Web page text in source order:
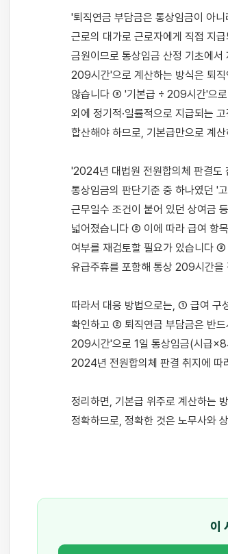
'퇴직연금 부담금은 통상임금이 아
근로의 대가로 근로자에게 직접 지
금원이므로 통상임금 산정 기초에
209시간'으로 계산하는 방식은 퇴직
않습니다 ③ '기본급 ÷ 209시간'으
외에 정기적·일률적으로 지급되는
합산해야 하므로, 기본급만으로 계
'2024년 대법원 전원합의체 판결
통상임금의 판단기준 중 하나였던 '
근무일수 조건이 붙어 있던 상여금
넓어졌습니다 ② 이에 따라 급여 항
여부를 재검토할 필요가 있습니다
유급주휴를 포함해 통상 209시간을
따라서 대응 방법으로는, ① 급여 구
확인하고 ② 퇴직연금 부담금은 반
209시간'으로 1일 통상임금(시급
2024년 전원합의체 판결 취지에 따
정리하면, 기본급 위주로 계산하는
정확하므로, 정확한 것은 노무사와
이